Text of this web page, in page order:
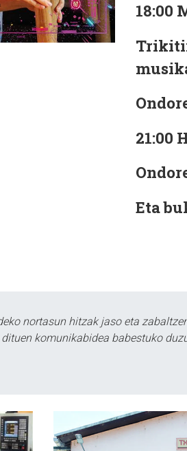
18:00
21:00
Eta
nortasun hitzak jaso eta
komunikabidea babestuko